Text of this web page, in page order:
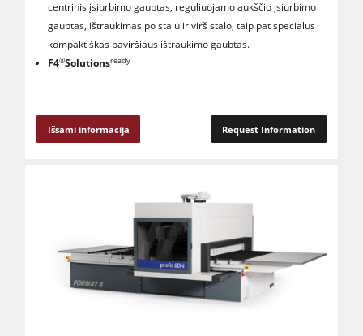
centrinis įsiurbimo gaubtas, reguliuojamo aukščio įsiurbimo
gaubtas, ištraukimas po stalu ir virš stalo, taip pat specialus
kompaktiškas paviršiaus ištraukimo gaubtas.
F4®Solutionsready
Išsami informacija Request Information